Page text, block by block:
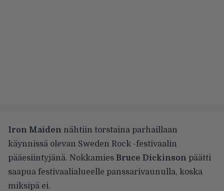
Iron Maiden nähtiin torstaina parhaillaan
käynnissä olevan Sweden Rock -festivaalin
pääesiintyjänä. Nokkamies Bruce Dickinson päätti
saapua festivaalialueelle panssarivaunulla, koska
miksipä ei.